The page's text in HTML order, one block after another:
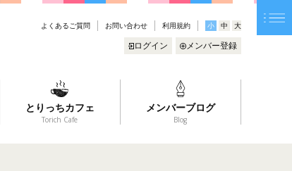
よくあるご質問 お問い合わせ 利用規約 小 中 大
ログイン メンバー登録
とりっちカフェ
Torich Cafe
メンバーブログ
Blog